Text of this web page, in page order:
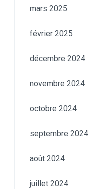
mars 2025
février 2025
décembre 2024
novembre 2024
octobre 2024
septembre 2024
août 2024
juillet 2024